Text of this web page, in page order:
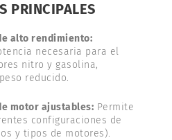
PRINCIPALES
alto rendimiento:
necesaria para el
nitro y gasolina,
reducido.
motor ajustables: Permite
configuraciones de
y tipos de motores).